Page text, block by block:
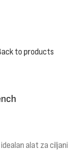
to products
alat za ciljani